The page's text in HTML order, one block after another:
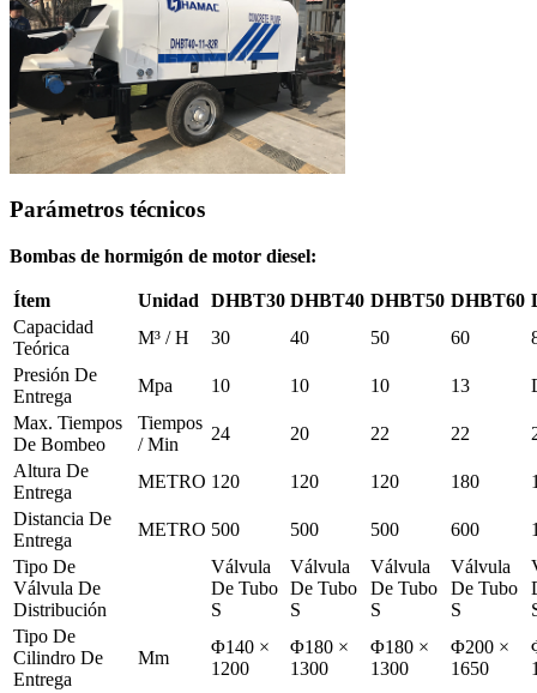
Parámetros técnicos
Bombas de hormigón de motor diesel:
Ítem Unidad DHBT30 DHBT40 DHBT50 DHBT60
Capacidad
Teórica
M³ / H 30 40 50 60
Presión De
Entrega
Mpa 10 10 10 13
Max. Tiempos
De Bombeo
Tiempos
/ Min
24 20 22 22
Altura De
Entrega
METRO 120 120 120 180
Distancia De
Entrega
METRO 500 500 500 600
Tipo De
Válvula De
Distribución
Válvula
De Tubo
S
Válvula
De Tubo
S
Válvula
De Tubo
S
Válvula
De Tubo
S
Tipo De
Cilindro De
Entrega
Mm
Φ140 ×
1200
Φ180 ×
1300
Φ180 ×
1300
Φ200 ×
1650